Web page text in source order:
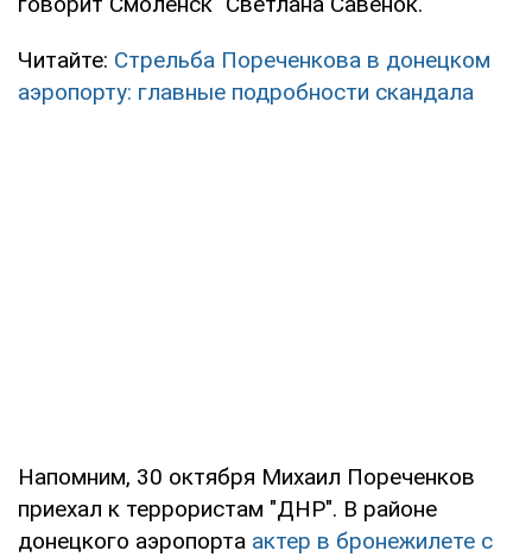
Читайте: Стрельба Пореченкова в донецком
аэропорту: главные подробности скандала
Напомним, 30 октября Михаил Пореченков
приехал к террористам "ДНР". В районе
донецкого аэропорта актер в бронежилете с